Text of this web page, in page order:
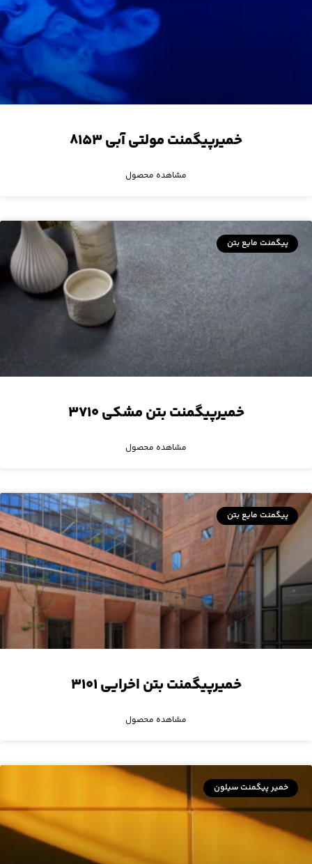
خمیرپیگمنت مولتی آبی ۸۱۵۳
مشاهده محصول
پیگمنت مایع بتن
خمیرپیگمنت بتن مشکی ۳۷۱۰
مشاهده محصول
پیگمنت مایع بتن
خمیرپیگمنت بتن اخرایی ۳۱۰۱
مشاهده محصول
خمیر پیگمنت سیلون